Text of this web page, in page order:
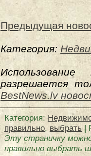
Предыдущая
Категория:
разрешается
BestNews.lv
Категория:
правильно, выбрать|
Эту страничку
правильно выбрать